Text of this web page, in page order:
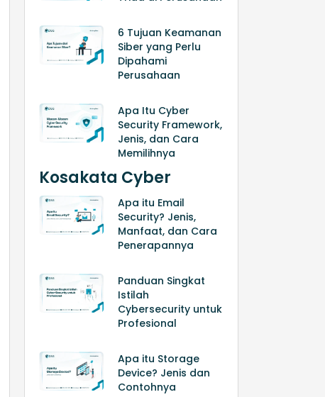
6 Tujuan Keamanan
Siber yang Perlu
Dipahami
Perusahaan
Apa Itu Cyber
Security Framework,
Jenis, dan Cara
Memilihnya
Kosakata Cyber
Apa itu Email
Security? Jenis,
Manfaat, dan Cara
Penerapannya
Panduan Singkat
Istilah
Cybersecurity untuk
Profesional
Apa itu Storage
Device? Jenis dan
Contohnya